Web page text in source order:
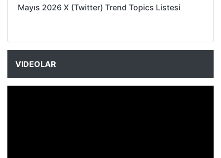
Mayıs 2026 X (Twitter) Trend Topics Listesi
VIDEOLAR